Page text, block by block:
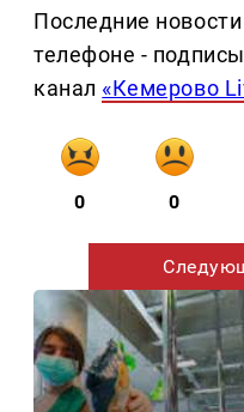
Последние
телефоне -
канал «Кемерово
0 0